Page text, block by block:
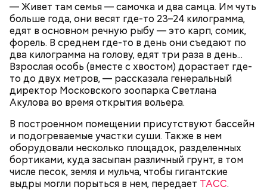
— Живет там семья — самочка и два самца. Им чуть
больше года, они весят где-то 23–24 килограмма,
едят в основном речную рыбу — это карп, сомик,
форель. В среднем где-то в день они съедают по
два килограмма на голову, едят три раза в день...
Взрослая особь (вместе с хвостом) дорастает где-
то до двух метров, — рассказала генеральный
директор Московского зоопарка Светлана
Акулова во время открытия вольера.
В построенном помещении присутствуют бассейн
и подогреваемые участки суши. Также в нем
оборудовали несколько площадок, разделенных
бортиками, куда засыпан различный грунт, в том
числе песок, земля и мульча, чтобы гигантские
выдры могли порыться в нем, передает ТАСС.
На главной странице сайтаkarta.mos.ruможно
найти тематические подборки скидок и самые
выгодные предложения, которые доступны на
данный момент.